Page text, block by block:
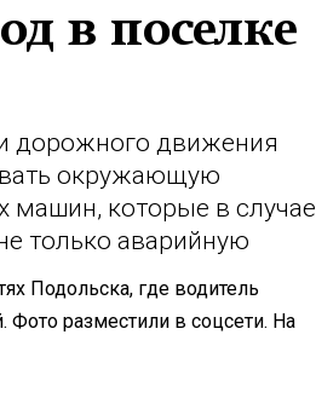
в поселке
дорожного движения
окружающую
машин, которые в случае
только аварийную
Подольска, где водитель
Фото разместили в соцсети. На